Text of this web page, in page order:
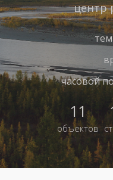
центр
часовой
11
объектов